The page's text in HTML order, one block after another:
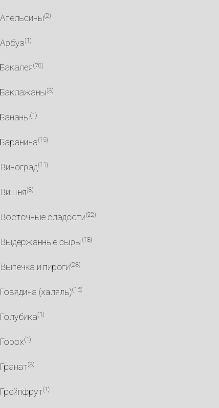
Апельсины(2)
Арбуз(1)
Бакалея(70)
Баклажаны(3)
Бананы(1)
Баранина(15)
Виноград(11)
Вишня(3)
Восточные сладости(22)
Выдержанные сыры(18)
Выпечка и пироги(23)
Говядина (халяль)(16)
Голубика(1)
Горох(1)
Гранат(3)
Грейпфрут(1)